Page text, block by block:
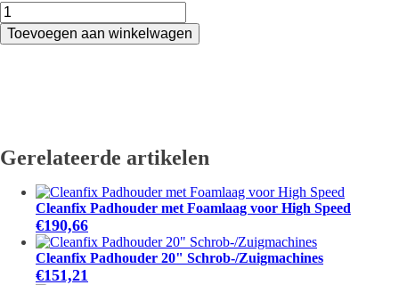
Stofzuigerbuis
Chroom
Recht
Toevoegen aan winkelwagen
Gerelateerde artikelen
Cleanfix Padhouder met Foamlaag voor High Speed
€190,66
Cleanfix Padhouder 20" Schrob-/Zuigmachines
€151,21